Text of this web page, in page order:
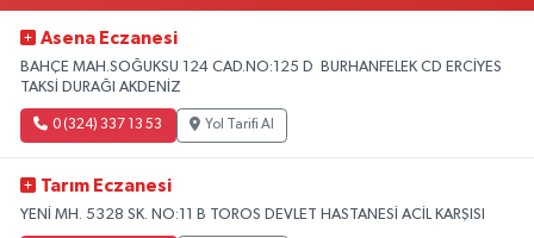
Asena Eczanesi
BAHÇE MAH.SOĞUKSU 124 CAD.NO:125 D BURHANFELEK CD ERCİYES
TAKSİ DURAĞI AKDENİZ
0 (324) 337 13 53 Yol Tarifi Al
Tarım Eczanesi
YENİ MH. 5328 SK. NO:11 B TOROS DEVLET HASTANESİ ACİL KARŞISI